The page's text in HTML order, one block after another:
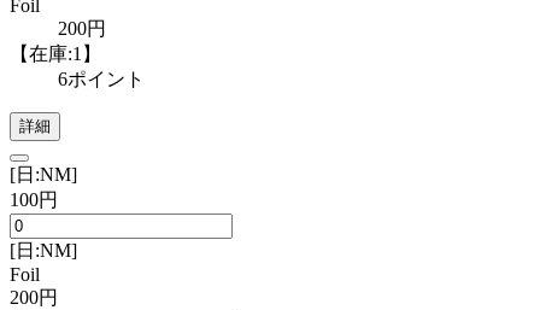
Foil
200円
【在庫:1】
6ポイント
詳細
[日:NM]
100円
[日:NM]
Foil
200円